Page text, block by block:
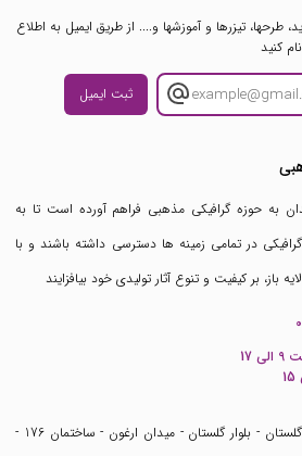
طرحها، تیزرها و آموزشها و.... از طریق ایمیل به اطلاع
کنید
ثبت ایمیل
به حوزه گرافیکی مذهبی فراهم آورده است تا به
گرافیکی در تمامی زمینه ها دسترسی داشته باشند و با
باز، بر کیفیت و تنوع آثار تولیدی خود بیافزایند
تهران - شهر گلستان - بلوار گلستان - میدان ارغون - ساختمان 176 -